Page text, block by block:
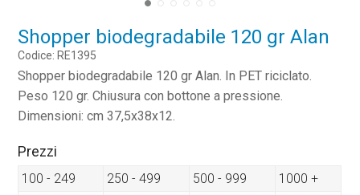
Shopper biodegradabile 120 gr Alan
Codice: RE1395
Shopper biodegradabile 120 gr Alan. In PET riciclato.
Peso 120 gr. Chiusura con bottone a pressione.
Dimensioni: cm 37,5x38x12.
Prezzi
100 - 249 250 - 499 500 - 999
1000 +